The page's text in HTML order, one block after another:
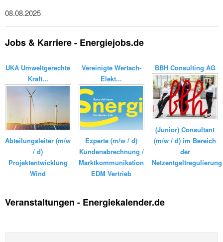
08.08.2025
Jobs & Karriere - Energiejobs.de
UKA Umweltgerechte
Kraft...
Abteilungsleiter (m/w
/ d)
Projektentwicklung
Wind
Vereinigte Wertach-
Elekt...
Experte (m/w / d)
Kundenabrechnung /
Marktkommunikation
EDM Vertrieb
BBH Consulting AG
(Junior) Consultant
(m/w / d) im Bereich
der
Netzentgeltregulierung
Veranstaltungen - Energiekalender.de